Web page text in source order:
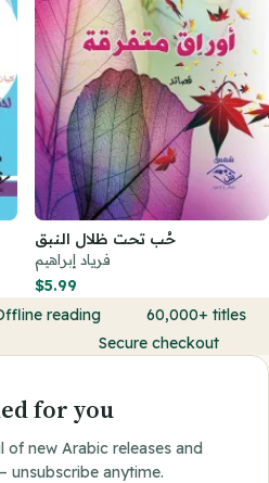
حُب تحت ظلال النبق
فرياد إبراهيم
$5.99
reading
60,000+ titles
Secure checkout
for you
new Arabic releases and
unsubscribe anytime.